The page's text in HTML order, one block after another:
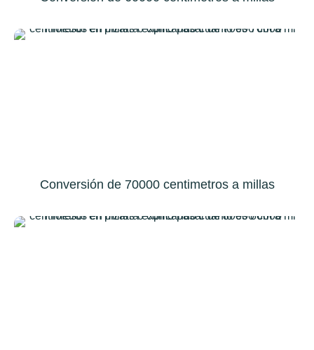
Conversión de 70000 centimetros a millas